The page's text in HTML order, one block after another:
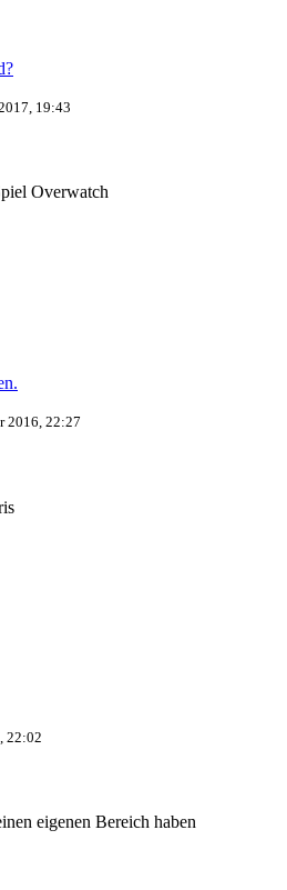
19:43
Overwatch
2016, 22:27
22:02
eigenen Bereich haben